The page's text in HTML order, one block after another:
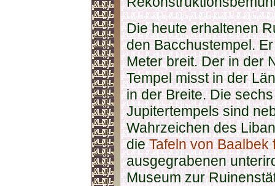
Die heute erhaltenen
den Bacchustempel.
Meter breit. Der in der
Tempel misst in der
in der Breite. Die
Jupitertempels sind
Wahrzeichen des
dieTafeln von Baalbek
ausgegrabenen
Museum zur